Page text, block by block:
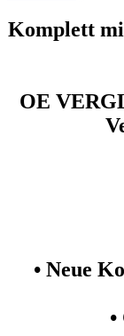
Komplett
OE
• Neue